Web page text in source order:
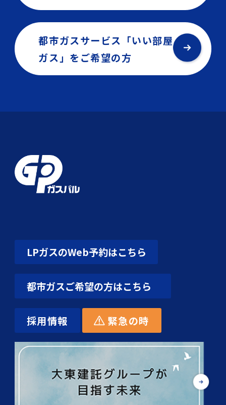
都市ガスサービス「いい部屋
ガス」を ご希望の方
LPガスのWeb予約はこちら
都市ガスご希望の方はこちら
採用情報 緊急の時